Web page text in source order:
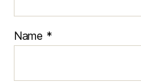
Name *